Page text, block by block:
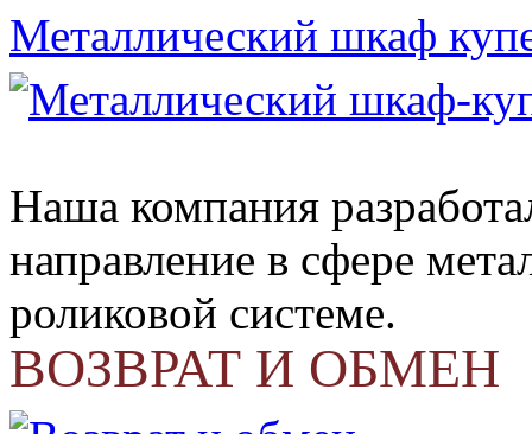
Металлический шкаф
Наша компания
направление в сфере
роликовой системе.
ВОЗВРАТ И ОБМЕН